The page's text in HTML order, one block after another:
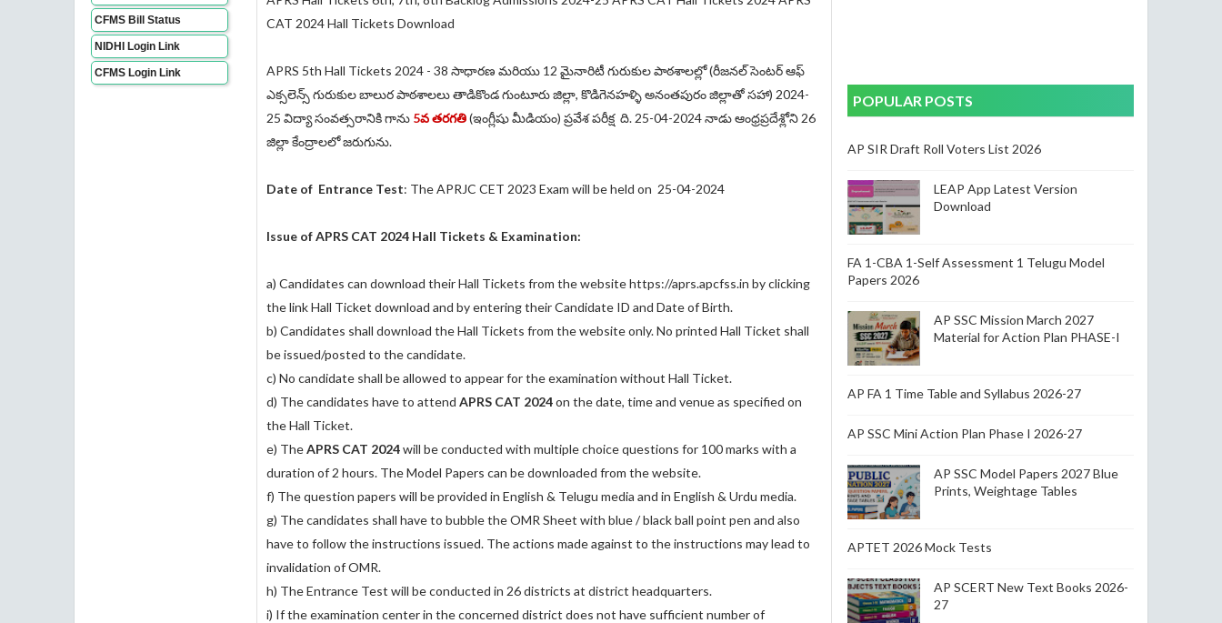
CFMS Bill Status
NIDHI Login Link
CFMS Login Link
CAT 2024 Hall Tickets Download
APRS 5th Hall Tickets 2024 - 38 సాధారణ మరియు 12 మైనారిటీ గురుకుల పాఠశాలల్లో (రీజనల్ సెంటర్ ఆఫ్
ఎక్సలెన్స్ గురుకుల బాలుర పాఠశాలలు తాడికొండ గుంటూరు జిల్లా, కొడిగెనహళ్ళి అనంతపురం జిల్లాతో సహా) 2024-
25 విద్యా సంవత్సరానికి గాను 5వ తరగతి(ఇంగ్లీషు మీడియం) ప్రవేశ పరీక్ష ది. 25-04-2024 నాడు ఆంధ్రప్రదేశ్లోని 26
జిల్లా కేంద్రాలలో జరుగును.
Date of Entrance Test: The APRJC CET 2023 Exam will be held on 25-04-2024
Issue of APRS CAT 2024 Hall Tickets & Examination:
a) Candidates can download their Hall Tickets from the website https://aprs.apcfss.in by clicking
the link Hall Ticket download and by entering their Candidate ID and Date of Birth.
b) Candidates shall download the Hall Tickets from the website only. No printed Hall Ticket shall
be issued/posted to the candidate.
c) No candidate shall be allowed to appear for the examination without Hall Ticket.
d) The candidates have to attend APRS CAT 2024on the date, time and venue as specified on
the Hall Ticket.
e) TheAPRS CAT 2024will be conducted with multiple choice questions for 100 marks with a
duration of 2 hours. The Model Papers can be downloaded from the website.
f) The question papers will be provided in English & Telugu media and in English & Urdu media.
g) The candidates shall have to bubble the OMR Sheet with blue / black ball point pen and also
have to follow the instructions issued. The actions made against to the instructions may lead to
invalidation of OMR.
h) The Entrance Test will be conducted in 26 districts at district headquarters.
i) If the examination center in the concerned district does not have sufficient number of
POPULAR POSTS
AP SIR Draft Roll Voters List 2026
LEAP App Latest Version
Download
FA 1-CBA 1-Self Assessment 1 Telugu Model
Papers 2026
AP SSC Mission March 2027
Material for Action Plan PHASE-I
AP FA 1 Time Table and Syllabus 2026-27
AP SSC Mini Action Plan Phase I 2026-27
AP SSC Model Papers 2027 Blue
Prints, Weightage Tables
APTET 2026 Mock Tests
AP SCERT New Text Books 2026-
27